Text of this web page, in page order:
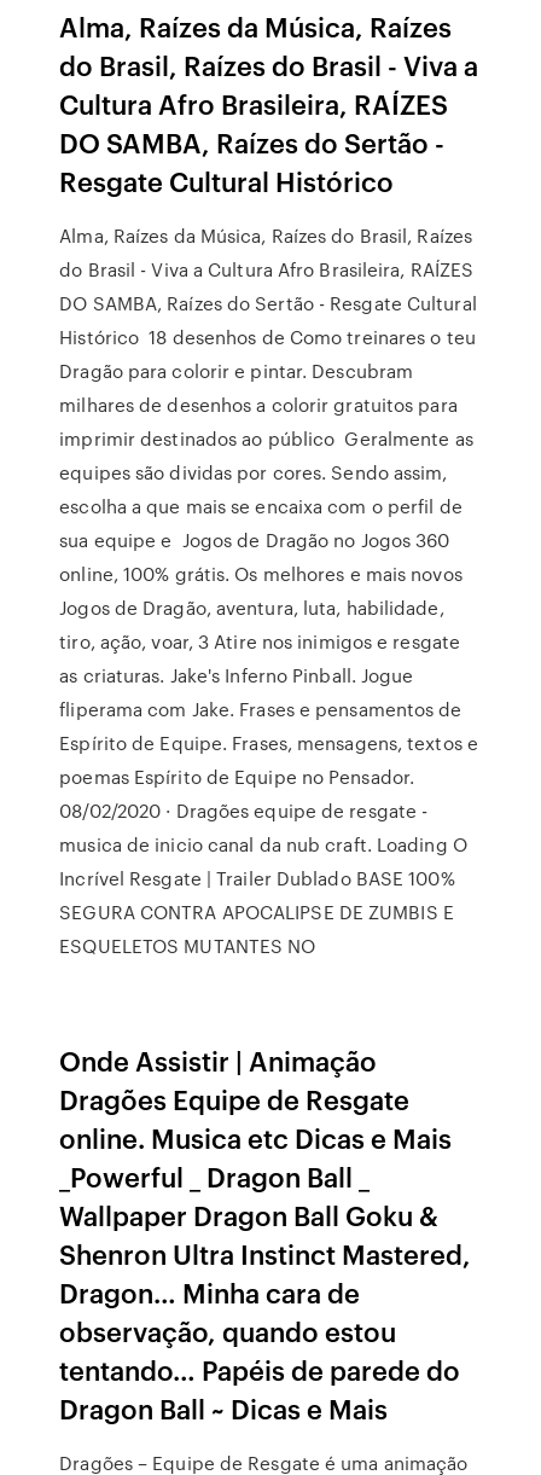
Alma, Raízes da Música, Raízes
do Brasil, Raízes do Brasil - Viva a
Cultura Afro Brasileira, RAÍZES
DO SAMBA, Raízes do Sertão -
Resgate Cultural Histórico
Alma, Raízes da Música, Raízes do Brasil, Raízes
do Brasil - Viva a Cultura Afro Brasileira, RAÍZES
DO SAMBA, Raízes do Sertão - Resgate Cultural
Histórico 18 desenhos de Como treinares o teu
Dragão para colorir e pintar. Descubram
milhares de desenhos a colorir gratuitos para
imprimir destinados ao público Geralmente as
equipes são dividas por cores. Sendo assim,
escolha a que mais se encaixa com o perfil de
sua equipe e Jogos de Dragão no Jogos 360
online, 100% grátis. Os melhores e mais novos
Jogos de Dragão, aventura, luta, habilidade,
tiro, ação, voar, 3 Atire nos inimigos e resgate
as criaturas. Jake's Inferno Pinball. Jogue
fliperama com Jake. Frases e pensamentos de
Espírito de Equipe. Frases, mensagens, textos e
poemas Espírito de Equipe no Pensador.
08/02/2020 · Dragões equipe de resgate -
musica de inicio canal da nub craft. Loading O
Incrível Resgate | Trailer Dublado BASE 100%
SEGURA CONTRA APOCALIPSE DE ZUMBIS E
ESQUELETOS MUTANTES NO
Onde Assistir | Animação
Dragões Equipe de Resgate
online. Musica etc Dicas e Mais
_Powerful _ Dragon Ball _
Wallpaper Dragon Ball Goku &
Shenron Ultra Instinct Mastered,
Dragon… Minha cara de
observação, quando estou
tentando… Papéis de parede do
Dragon Ball ~ Dicas e Mais
Dragões – Equipe de Resgate é uma animação